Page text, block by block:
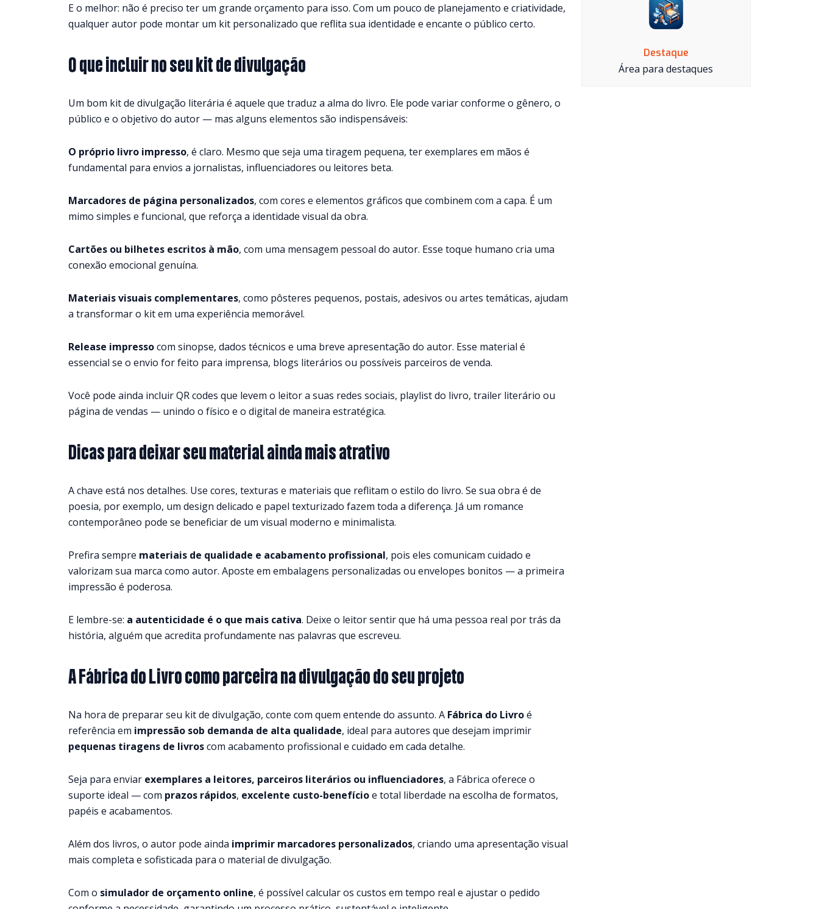
E o melhor: não é preciso ter um grande orçamento para isso. Com um pouco de planejamento e criatividade,
qualquer autor pode montar um kit personalizado que reflita sua identidade e encante o público certo.
O que incluir no seu kit de divulgação
Um bom kit de divulgação literária é aquele que traduz a alma do livro. Ele pode variar conforme o gênero, o
público e o objetivo do autor — mas alguns elementos são indispensáveis:
O próprio livro impresso, é claro. Mesmo que seja uma tiragem pequena, ter exemplares em mãos é
fundamental para envios a jornalistas, influenciadores ou leitores beta.
Marcadores de página personalizados, com cores e elementos gráficos que combinem com a capa. É um
mimo simples e funcional, que reforça a identidade visual da obra.
Cartões ou bilhetes escritos à mão, com uma mensagem pessoal do autor. Esse toque humano cria uma
conexão emocional genuína.
Materiais visuais complementares, como pôsteres pequenos, postais, adesivos ou artes temáticas, ajudam
a transformar o kit em uma experiência memorável.
Release impressocom sinopse, dados técnicos e uma breve apresentação do autor. Esse material é
essencial se o envio for feito para imprensa, blogs literários ou possíveis parceiros de venda.
Você pode ainda incluir QR codes que levem o leitor a suas redes sociais, playlist do livro, trailer literário ou
página de vendas — unindo o físico e o digital de maneira estratégica.
Dicas para deixar seu material ainda mais atrativo
A chave está nos detalhes. Use cores, texturas e materiais que reflitam o estilo do livro. Se sua obra é de
poesia, por exemplo, um design delicado e papel texturizado fazem toda a diferença. Já um romance
contemporâneo pode se beneficiar de um visual moderno e minimalista.
Prefira sempre materiais de qualidade e acabamento profissional, pois eles comunicam cuidado e
valorizam sua marca como autor. Aposte em embalagens personalizadas ou envelopes bonitos — a primeira
impressão é poderosa.
E lembre-se: a autenticidade é o que mais cativa. Deixe o leitor sentir que há uma pessoa real por trás da
história, alguém que acredita profundamente nas palavras que escreveu.
A Fábrica do Livro como parceira na divulgação do seu projeto
Na hora de preparar seu kit de divulgação, conte com quem entende do assunto. A Fábrica do Livroé
referência em impressão sob demanda de alta qualidade, ideal para autores que desejam imprimir
pequenas tiragens de livroscom acabamento profissional e cuidado em cada detalhe.
Seja para enviar exemplares a leitores, parceiros literários ou influenciadores, a Fábrica oferece o
suporte ideal — com prazos rápidos, excelente custo-benefícioe total liberdade na escolha de formatos,
papéis e acabamentos.
Além dos livros, o autor pode ainda imprimir marcadores personalizados, criando uma apresentação visual
mais completa e sofisticada para o material de divulgação.
Com o simulador de orçamento online, é possível calcular os custos em tempo real e ajustar o pedido
Destaque
Área para destaques